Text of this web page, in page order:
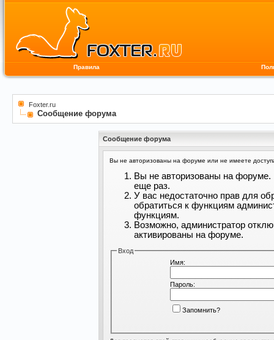
Правила
Foxter.ru
Сообщение форума
Сообщение форума
Вы не авторизованы на форуме или не имеете
Вы не авторизованы на форуме.
еще раз.
У вас недостаточно прав для
обратиться к функциям
функциям.
Возможно, администратор
активированы на форуме.
Вход
Имя:
Пароль:
Запомнить?